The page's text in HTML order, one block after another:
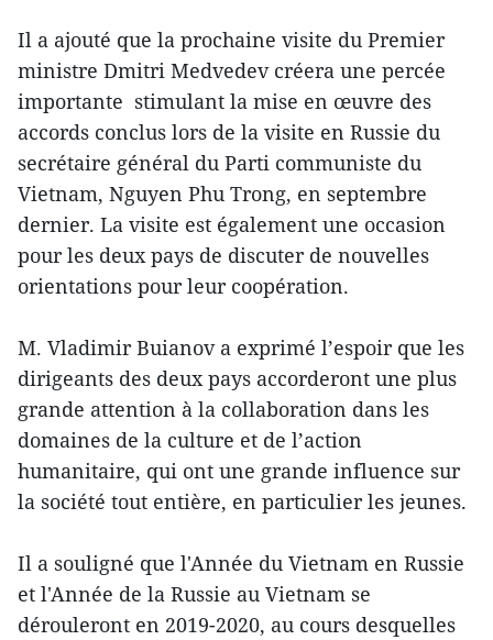
Il a ajouté que la prochaine visite du Premier
ministre Dmitri Medvedev créera une percée
importante stimulant la mise en œuvre des
accords conclus lors de la visite en Russie du
secrétaire général du Parti communiste du
Vietnam, Nguyen Phu Trong, en septembre
dernier. La visite est également une occasion
pour les deux pays de discuter de nouvelles
orientations pour leur coopération.
M. Vladimir Buianov a exprimé l’espoir que les
dirigeants des deux pays accorderont une plus
grande attention à la collaboration dans les
domaines de la culture et de l’action
humanitaire, qui ont une grande influence sur
la société tout entière, en particulier les jeunes.
Il a souligné que l'Année du Vietnam en Russie
et l'Année de la Russie au Vietnam se
dérouleront en 2019-2020, au cours desquelles